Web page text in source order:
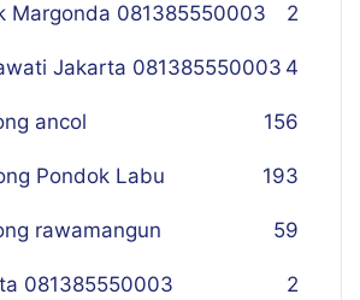
Margonda 081385550003 2
Jakarta 081385550003 4
ancol 156
Pondok Labu 193
rawamangun 59
081385550003 2